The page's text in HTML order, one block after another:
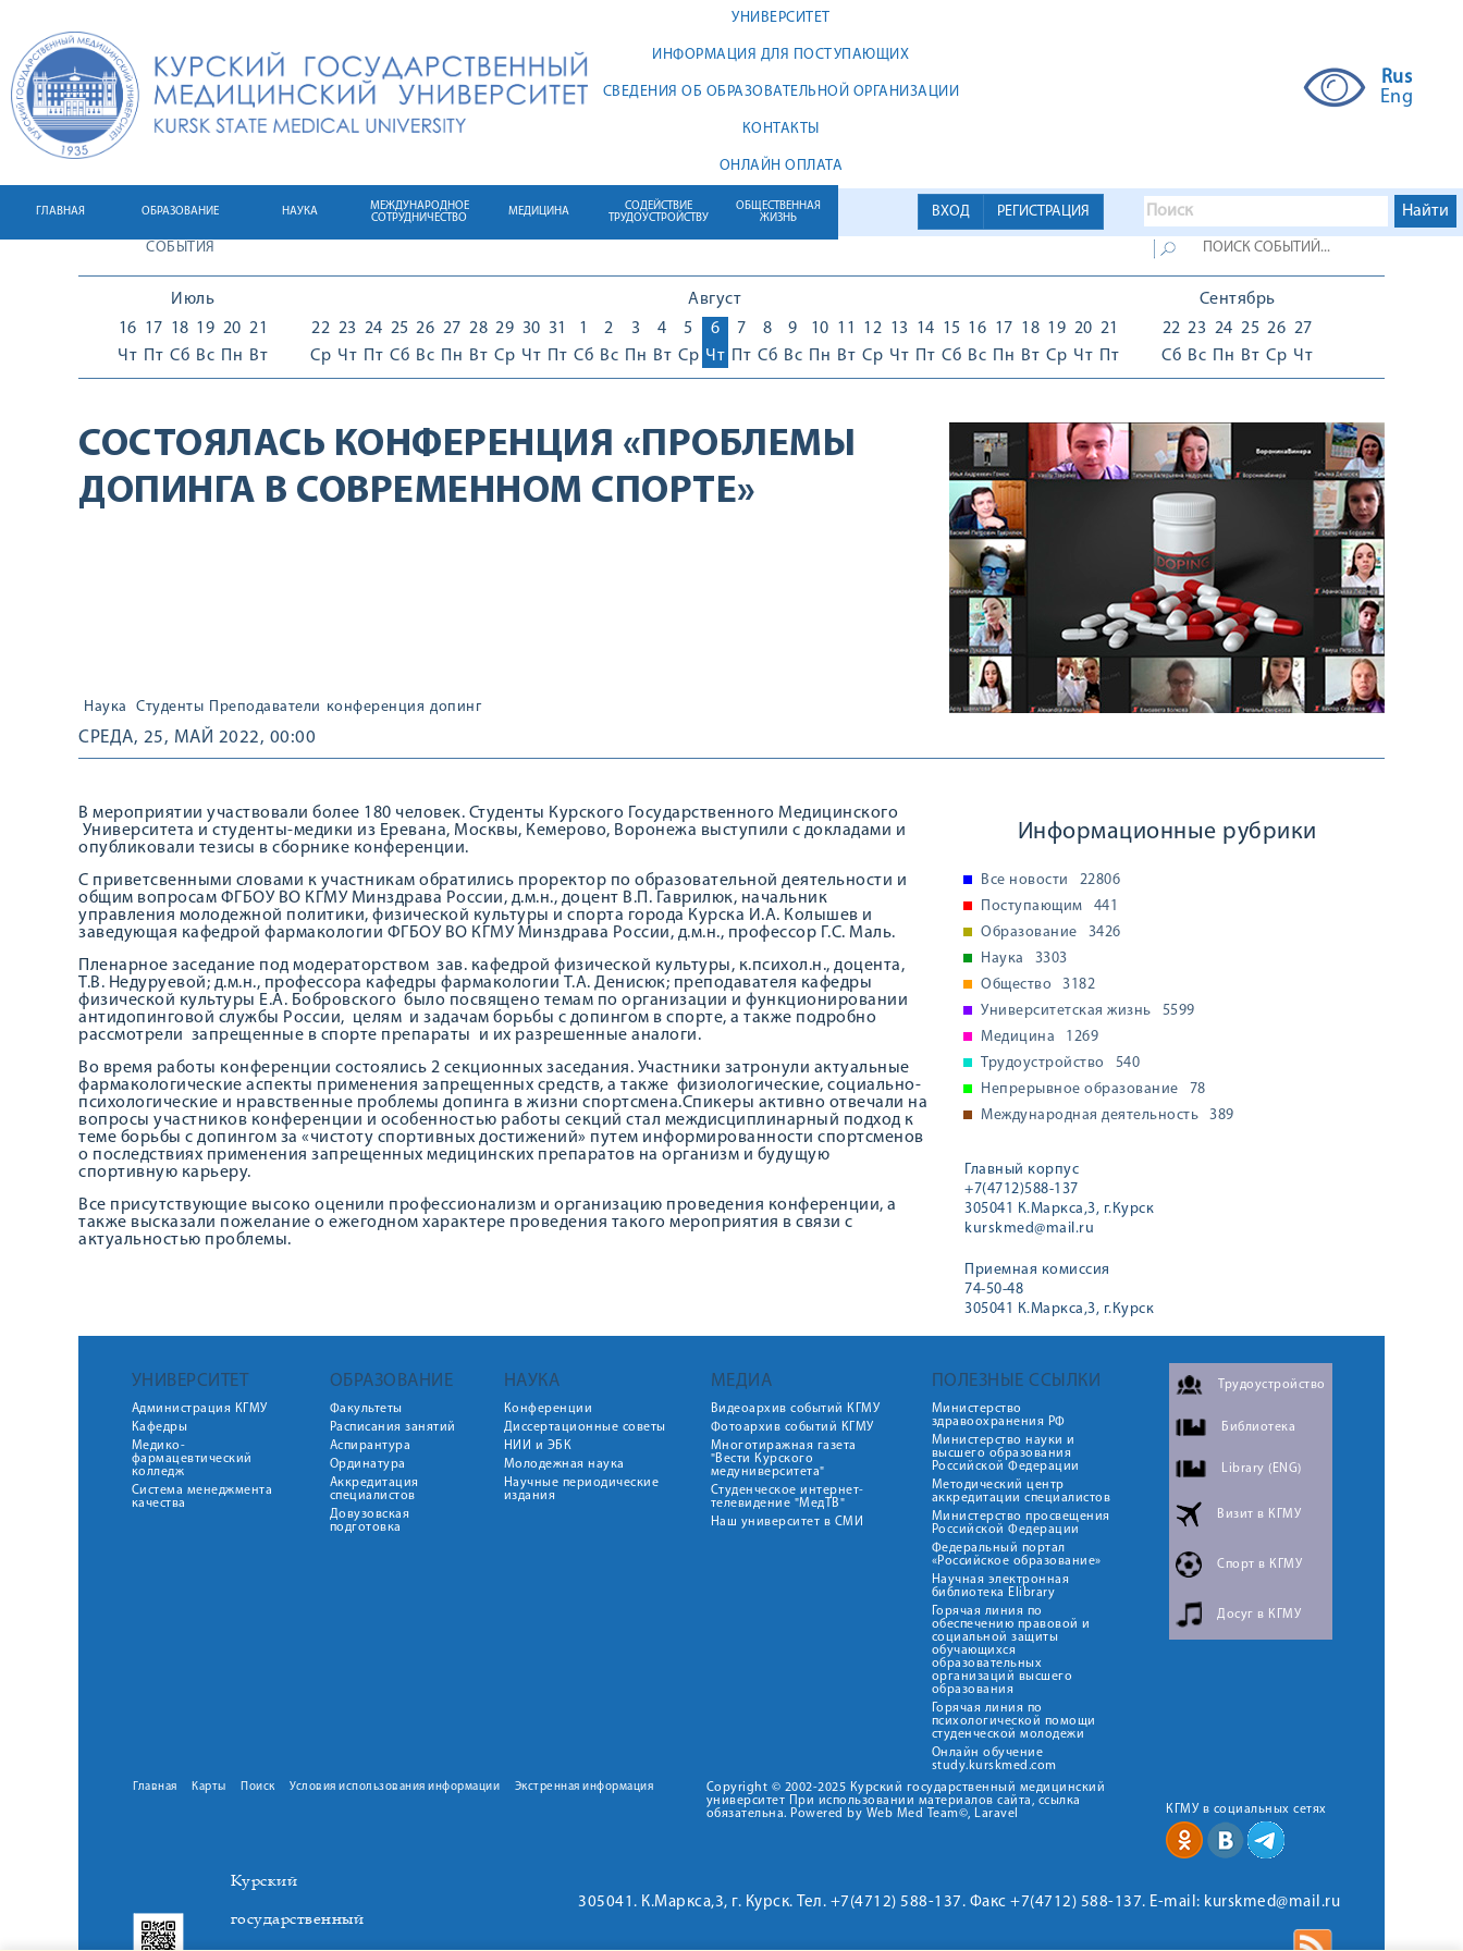
УНИВЕРСИТЕТ
ИНФОРМАЦИЯ ДЛЯ ПОСТУПАЮЩИХ
СВЕДЕНИЯ ОБ ОБРАЗОВАТЕЛЬНОЙ ОРГАНИЗАЦИИ
КОНТАКТЫ
ОНЛАЙН ОПЛАТА
Rus
Eng
ВХОД РЕГИСТРАЦИЯ
ГЛАВНАЯ ОБРАЗОВАНИЕ НАУКА
МЕЖДУНАРОДНОЕ
СОТРУДНИЧЕСТВО
МЕДИЦИНА
СОДЕЙСТВИЕ
ТРУДОУСТРОЙСТВУ
ОБЩЕСТВЕННАЯ
ЖИЗНЬ
СОБЫТИЯ
Июль
16
Чт
17
Пт
18
Сб
19
Вс
20
Пн
21
Вт
Август
22
Ср
23
Чт
24
Пт
25
Сб
26
Вс
27
Пн
28
Вт
29
Ср
30
Чт
31
Пт
1
Сб
2
Вс
3
Пн
4
Вт
5
Ср
6
Чт
7
Пт
8
Сб
9
Вс
10
Пн
11
Вт
12
Ср
13
Чт
14
Пт
15
Сб
16
Вс
17
Пн
18
Вт
19
Ср
20
Чт
21
Пт
Сентябрь
22
Сб
23
Вс
24
Пн
25
Вт
26
Ср
27
Чт
СОСТОЯЛАСЬ КОНФЕРЕНЦИЯ «ПРОБЛЕМЫ
ДОПИНГА В СОВРЕМЕННОМ СПОРТЕ»
Наука Студенты Преподаватели конференция допинг
СРЕДА, 25, МАЙ 2022, 00:00
В мероприятии участвовали более 180 человек. Студенты Курского Государственного Медицинского
Университета и студенты-медики из Еревана, Москвы, Кемерово, Воронежа выступили с докладами и
опубликовали тезисы в сборнике конференции.
С приветсвенными словами к участникам обратились проректор по образовательной деятельности и
общим вопросам ФГБОУ ВО КГМУ Минздрава России, д.м.н., доцент В.П. Гаврилюк, начальник
управления молодежной политики, физической культуры и спорта города Курска И.А. Колышев и
заведующая кафедрой фармакологии ФГБОУ ВО КГМУ Минздрава России, д.м.н., профессор Г.С. Маль.
Пленарное заседание под модераторством зав. кафедрой физической культуры, к.психол.н., доцента,
Т.В. Недуруевой; д.м.н., профессора кафедры фармакологии Т.А. Денисюк; преподавателя кафедры
физической культуры Е.А. Бобровского было посвящено темам по организации и функционировании
антидопинговой службы России, целям и задачам борьбы с допингом в спорте, а также подробно
рассмотрели запрещенные в спорте препараты и их разрешенные аналоги.
Во время работы конференции состоялись 2 секционных заседания. Участники затронули актуальные
фармакологические аспекты применения запрещенных средств, а также физиологические, социально-
психологические и нравственные проблемы допинга в жизни спортсмена.Спикеры активно отвечали на
вопросы участников конференции и особенностью работы секций стал междисциплинарный подход к
теме борьбы с допингом за «чистоту спортивных достижений» путем информированности спортсменов
о последствиях применения запрещенных медицинских препаратов на организм и будущую
спортивную карьеру.
Все присутствующие высоко оценили профессионализм и организацию проведения конференции, а
также высказали пожелание о ежегодном характере проведения такого мероприятия в связи с
актуальностью проблемы.
Информационные рубрики
Все новости
22806
Поступающим
441
Образование
3426
Наука
3303
Общество
3182
Университетская жизнь
5599
Медицина
1269
Трудоустройство
540
Непрерывное образование
78
Международная деятельность
389
Главный корпус
+7(4712)588-137
305041 К.Маркса,3, г.Курск
kurskmed@mail.ru
Приемная комиссия
74-50-48
305041 К.Маркса,3, г.Курск
УНИВЕРСИТЕТ
Администрация КГМУ
Кафедры
Медико-
фармацевтический
колледж
Система менеджмента
качества
ОБРАЗОВАНИЕ
Факультеты
Расписания занятий
Аспирантура
Ординатура
Аккредитация
специалистов
Довузовская
подготовка
НАУКА
Конференции
Диссертационные советы
НИИ и ЭБК
Молодежная наука
Научные периодические
издания
МЕДИА
Видеоархив событий КГМУ
Фотоархив событий КГМУ
Многотиражная газета
"Вести Курского
медуниверситета"
Студенческое интернет-
телевидение "МедТВ"
Наш университет в СМИ
ПОЛЕЗНЫЕ ССЫЛКИ
Министерство
здравоохранения РФ
Министерство науки и
высшего образования
Российской Федерации
Методический центр
аккредитации специалистов
Министерство просвещения
Российской Федерации
Федеральный портал
«Российское образование»
Научная электронная
библиотека Elibrary
Горячая линия по
обеспечению правовой и
социальной защиты
обучающихся
образовательных
организаций высшего
образования
Горячая линия по
психологической помощи
студенческой молодежи
Онлайн обучение
study.kurskmed.com
Трудоустройство
Библиотека
Library (ENG)
Визит в КГМУ
Спорт в КГМУ
Досуг в КГМУ
Главная Карты Поиск Условия использования информации Экстренная информация
Copyright © 2002-2025 Курский государственный медицинский
университет При использовании материалов сайта, ссылка
обязательна. Powered by Web Med Team©, Laravel
КГМУ в социальных сетях
Курский
государственный
305041. К.Маркса,3, г. Курск. Тел. +7(4712) 588-137. Факс +7(4712) 588-137. E-mail: kurskmed@mail.ru